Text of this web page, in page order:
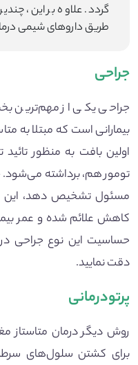
گردد. علاوه بر این،
طریق داروهای شیمی
جراحی
جراحی یکی از مهم‌ترین
بیمارانی است که مبتلا به
اولین بافت به منظور
تومور هم، برداشته می‌شود.
مسئول تشخیص دهد، این
کاهش علائم شده و عمر
حساسیت این نوع جراحی
دقت نمایید.
پرتودرمانی
روش دیگر درمان متاستاز
برای کشتن سلول‌های